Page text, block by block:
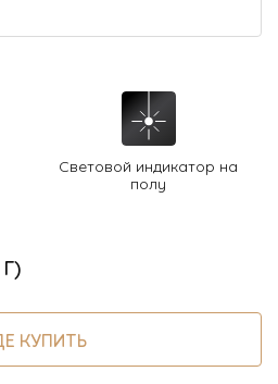
Световой индикатор на
полу
КУПИТЬ